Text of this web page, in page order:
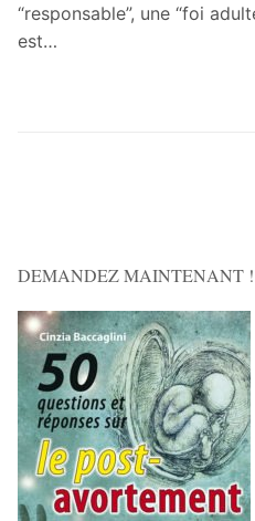
“responsable”, une “foi
est…
DEMANDEZ MAINTENANT !